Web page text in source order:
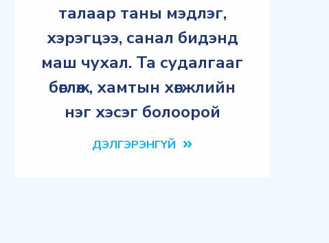
талаар таны мэдлэг,
хэрэгцээ, санал бидэнд
маш чухал. Та судалгааг
бөглөж, хамтын хөгжлийн
нэг хэсэг болоорой
ДЭЛГЭРЭНГҮЙ